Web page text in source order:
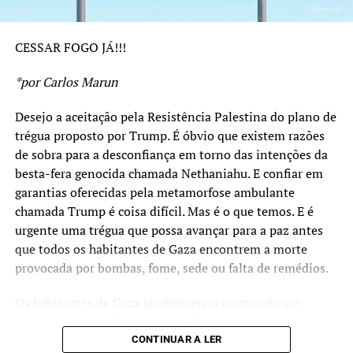
do Sul que desde o início repudiaram esta resposta
Tribunal Penal Internacional contra o Primeiro-Ministro
importantes os reconhecimentos ao Estado Palestino
promovidos por vários países há alguns dias, em especial
França, Reino Unido e Austrália. Contribuiu muito o
boicote promovido na ONU por dezenas de países que se
retiraram do plenário e deixaram Nethaniahu na ridícula
posição de falar para as paredes. Foi louvável a coragem
dos participantes da “Flotilha Humanitária” que partiu
para Gaza e terminou nas prisões de Israel, mas que
levou milhões de europeus as ruas em protestos contra o
indignação frente ao que acontecia.
CESSAR FOGO JÁ!!!
*por Carlos Marun
Desejo a aceitação pela Resistência Palestina do plano de
trégua proposto por Trump. É óbvio que existem razões
de sobra para a desconfiança em torno das intenções da
besta-fera genocida chamada Nethaniahu. E confiar em
garantias oferecidas pela metamorfose ambulante
chamada Trump é coisa difícil. Mas é o que temos. E é
urgente uma trégua que possa avançar para a paz antes
que todos os habitantes de Gaza encontrem a morte
provocada por bombas, fome, sede ou falta de remédios.
sua terra. Mas agora merecem uma chance de sobreviver.
CONTINUAR A LER